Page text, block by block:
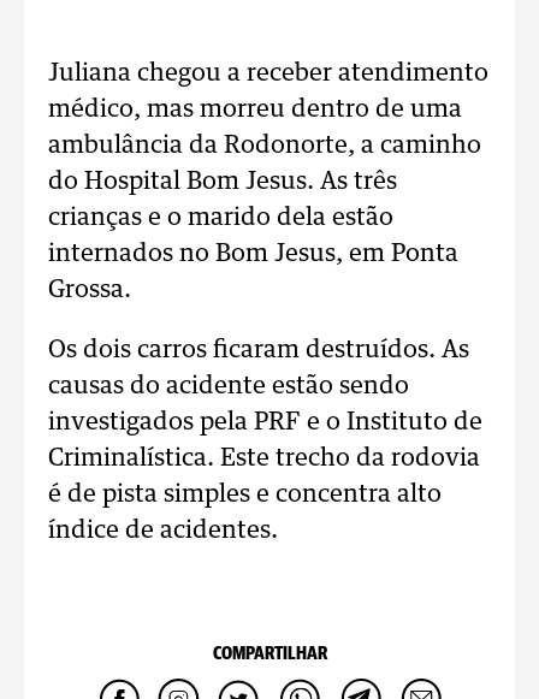
Juliana chegou a receber atendimento
médico, mas morreu dentro de uma
ambulância da Rodonorte, a caminho
do Hospital Bom Jesus. As três
crianças e o marido dela estão
internados no Bom Jesus, em Ponta
Grossa.
Os dois carros ficaram destruídos. As
causas do acidente estão sendo
investigados pela PRF e o Instituto de
Criminalística. Este trecho da rodovia
é de pista simples e concentra alto
índice de acidentes.
COMPARTILHAR